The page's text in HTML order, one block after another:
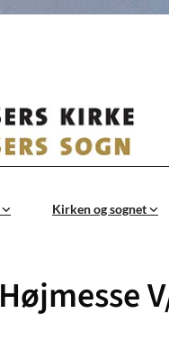
Kirken og sognet
Højmesse